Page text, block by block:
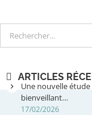
Rechercher
ARTICLES
Une nouvelle
bienveillant…
17/02/2026